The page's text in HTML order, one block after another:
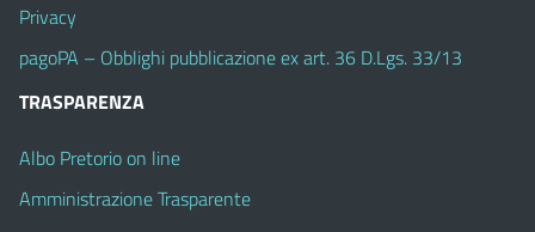
Privacy
pagoPA – Obblighi pubblicazione ex art. 36 D.Lgs. 33/13
TRASPARENZA
Albo Pretorio on line
Amministrazione Trasparente